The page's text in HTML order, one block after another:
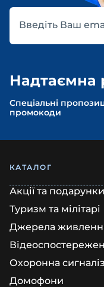
Введіть Ваш
Надтаємна
Спеціальні
промокоди
КАТАЛОГ
Акції та
Туризм та мілітарі
Джерела
Охоронна
Домофони